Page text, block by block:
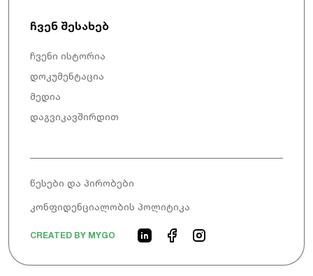
ჩვენ შესახებ
ჩვენი ისტორია
დოკუმენტაცია
მედია
დაგვიკავშირდით
CREATED BY MYGO
წესები და პირობები
კონფიდენციალობის პოლიტიკა